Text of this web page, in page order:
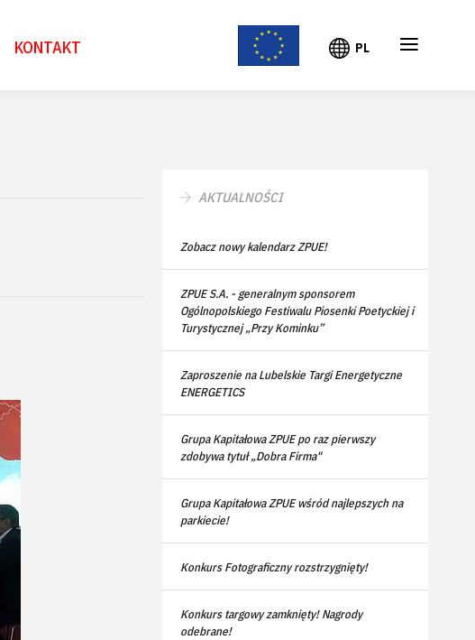
PL ≡
KONTAKT
AKTUALNOŚCI
Zobacz nowy kalendarz ZPUE!
ZPUE S.A. - generalnym sponsorem
Ogólnopolskiego Festiwalu Piosenki Poetyckiej i
Turystycznej „Przy Kominku”
Zaproszenie na Lubelskie Targi Energetyczne
ENERGETICS
Grupa Kapitałowa ZPUE po raz pierwszy
zdobywa tytuł „Dobra Firma"
Grupa Kapitałowa ZPUE wśród najlepszych na
parkiecie!
Konkurs Fotograficzny rozstrzygnięty!
Konkurs targowy zamknięty! Nagrody
odebrane!